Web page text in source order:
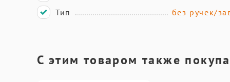
Тип
без ручек/
С этим товаром также